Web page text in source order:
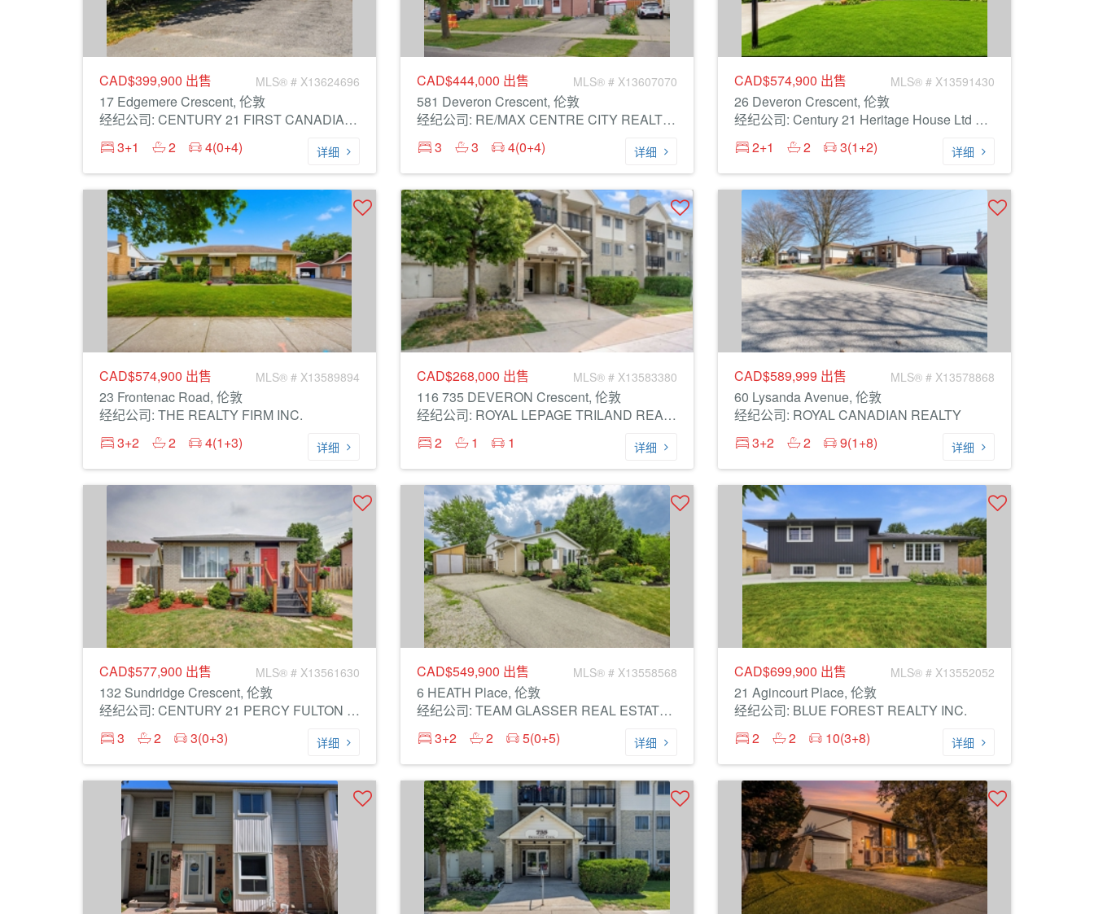
CAD$399,900 出售 MLS® # X13624696
17 Edgemere Crescent, 伦敦
经纪公司: CENTURY 21 FIRST CANADIAN CORP
3+1
2 4(0+4) 详细
CAD$444,000 出售 MLS® # X13607070
581 Deveron Crescent, 伦敦
经纪公司: RE/MAX CENTRE CITY REALTY INC.
3
3 4(0+4) 详细
CAD$574,900 出售 MLS® # X13591430
26 Deveron Crescent, 伦敦
经纪公司: Century 21 Heritage House Ltd Brokerage
2+1
2 3(1+2) 详细
CAD$574,900 出售 MLS® # X13589894
23 Frontenac Road, 伦敦
经纪公司: THE REALTY FIRM INC.
3+2
2 4(1+3) 详细
CAD$268,000 出售 MLS® # X13583380
116 735 DEVERON Crescent, 伦敦
经纪公司: ROYAL LEPAGE TRILAND REALTY
2
1 1 详细
CAD$589,999 出售 MLS® # X13578868
60 Lysanda Avenue, 伦敦
经纪公司: ROYAL CANADIAN REALTY
3+2
2 9(1+8) 详细
CAD$577,900 出售 MLS® # X13561630
132 Sundridge Crescent, 伦敦
经纪公司: CENTURY 21 PERCY FULTON LTD.
3
2 3(0+3) 详细
CAD$549,900 出售 MLS® # X13558568
6 HEATH Place, 伦敦
经纪公司: TEAM GLASSER REAL ESTATE BROKERAGE INC.
3+2
2 5(0+5) 详细
CAD$699,900 出售 MLS® # X13552052
21 Agincourt Place, 伦敦
经纪公司: BLUE FOREST REALTY INC.
2
2 10(3+8) 详细